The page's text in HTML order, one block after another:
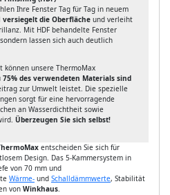
Ihre Fenster Tag für Tag in neuem
versiegelt die Oberfläche und verleiht
Mit HDF behandelte Fenster
lassen sich auch deutlich
können unsere ThermoMax
75% des verwendeten Materials sind
zur Umwelt leistet. Die spezielle
sorgt für eine hervorragende
an Wasserdichtheit sowie
Überzeugen Sie sich selbst!
entscheiden Sie sich für
Design. Das 5-Kammersystem in
von 70 mm und
Wärme- und Schalldämmwerte, Stabilität
von Winkhaus.